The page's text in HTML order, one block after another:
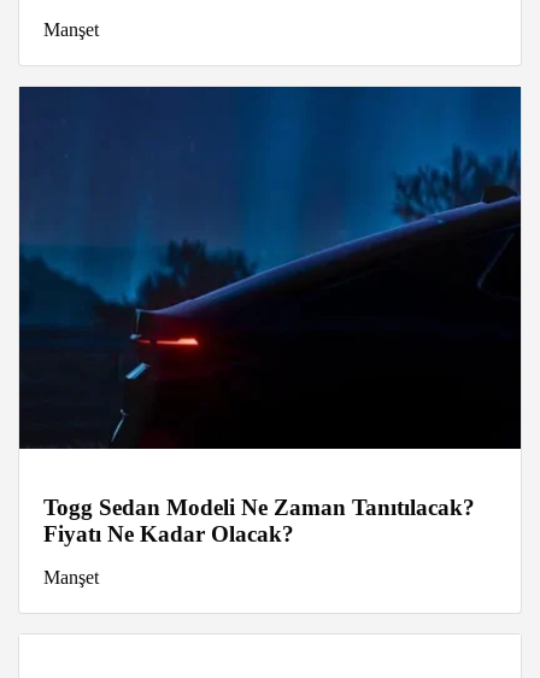
Manşet
Togg Sedan Modeli Ne Zaman Tanıtılacak?
Fiyatı Ne Kadar Olacak?
Manşet